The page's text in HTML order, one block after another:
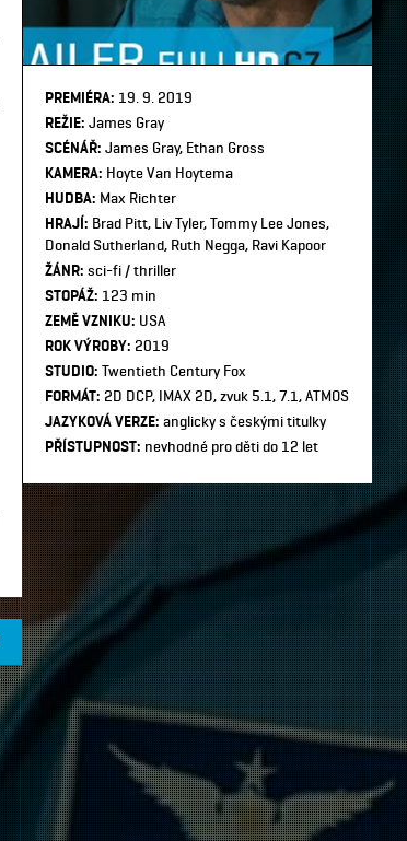
PREMIÉRA: 19. 9. 2019
REŽIE: James Gray
SCÉNÁŘ: James Gray, Ethan Gross
KAMERA: Hoyte Van Hoytema
HUDBA: Max Richter
HRAJÍ: Brad Pitt, Liv Tyler, Tommy Lee Jones,
Donald Sutherland, Ruth Negga, Ravi Kapoor
ŽÁNR: sci-fi / thriller
STOPÁŽ: 123 min
ZEMĚ VZNIKU: USA
ROK VÝROBY: 2019
STUDIO: Twentieth Century Fox
FORMÁT: 2D DCP, IMAX 2D, zvuk 5.1, 7.1, ATMOS
JAZYKOVÁ VERZE: anglicky s českými titulky
PŘÍSTUPNOST: nevhodné pro děti do 12 let